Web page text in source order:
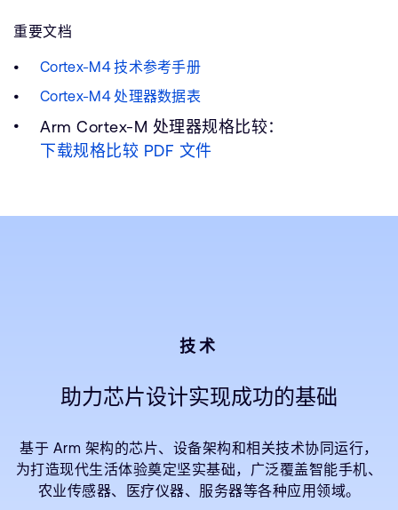
重要文档
Cortex-M4 技术参考手册
Cortex-M4 处理器数据表
Arm Cortex-M 处理器规格比较：
下载规格比较 PDF 文件
技术
助力芯片设计实现成功的基础
基于 Arm 架构的芯片、设备架构和相关技术协同运行，
为打造现代生活体验奠定坚实基础，广泛覆盖智能手机、
农业传感器、医疗仪器、服务器等各种应用领域。